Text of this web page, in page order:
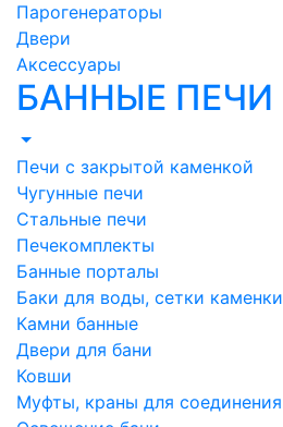
Парогенераторы
Двери
Аксессуары
БАННЫЕ ПЕЧИ
Печи с закрытой каменкой
Чугунные печи
Стальные печи
Печекомплекты
Банные порталы
Баки для воды, сетки каменки
Камни банные
Двери для бани
Ковши
Муфты, краны для соединения